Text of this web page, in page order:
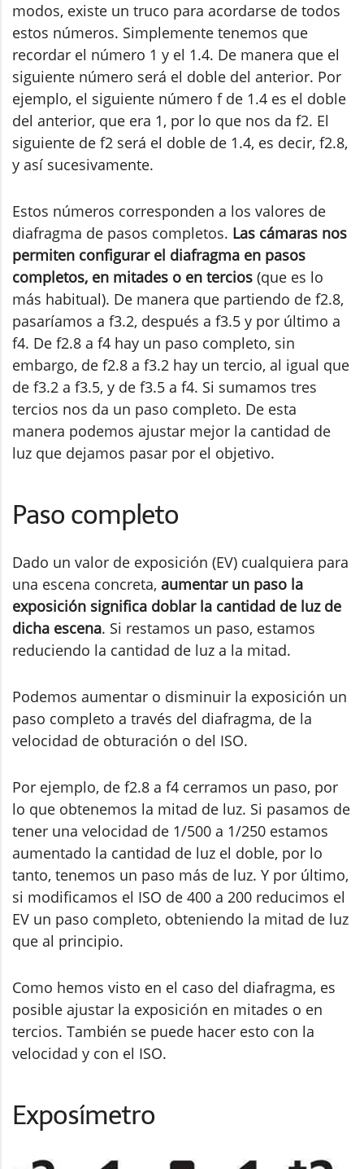
modos, existe un truco para acordarse de todos
estos números. Simplemente tenemos que
recordar el número 1 y el 1.4. De manera que el
siguiente número será el doble del anterior. Por
ejemplo, el siguiente número f de 1.4 es el doble
del anterior, que era 1, por lo que nos da f2. El
siguiente de f2 será el doble de 1.4, es decir, f2.8,
y así sucesivamente.
Estos números corresponden a los valores de
diafragma de pasos completos. Las cámaras nos
permiten configurar el diafragma en pasos
completos, en mitades o en tercios (que es lo
más habitual). De manera que partiendo de f2.8,
pasaríamos a f3.2, después a f3.5 y por último a
f4. De f2.8 a f4 hay un paso completo, sin
embargo, de f2.8 a f3.2 hay un tercio, al igual que
de f3.2 a f3.5, y de f3.5 a f4. Si sumamos tres
tercios nos da un paso completo. De esta
manera podemos ajustar mejor la cantidad de
luz que dejamos pasar por el objetivo.
Paso completo
Dado un valor de exposición (EV) cualquiera para
una escena concreta, aumentar un paso la
exposición significa doblar la cantidad de luz de
dicha escena. Si restamos un paso, estamos
reduciendo la cantidad de luz a la mitad.
Podemos aumentar o disminuir la exposición un
paso completo a través del diafragma, de la
velocidad de obturación o del ISO.
Por ejemplo, de f2.8 a f4 cerramos un paso, por
lo que obtenemos la mitad de luz. Si pasamos de
tener una velocidad de 1/500 a 1/250 estamos
aumentado la cantidad de luz el doble, por lo
tanto, tenemos un paso más de luz. Y por último,
si modificamos el ISO de 400 a 200 reducimos el
EV un paso completo, obteniendo la mitad de luz
que al principio.
Como hemos visto en el caso del diafragma, es
posible ajustar la exposición en mitades o en
tercios. También se puede hacer esto con la
velocidad y con el ISO.
Exposímetro